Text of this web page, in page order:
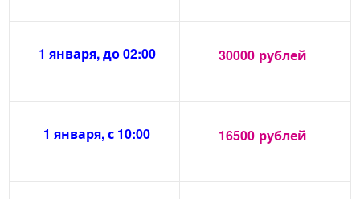
1 января, до 02:00 30000 рублей
1 января, с 10:00 16500 рублей